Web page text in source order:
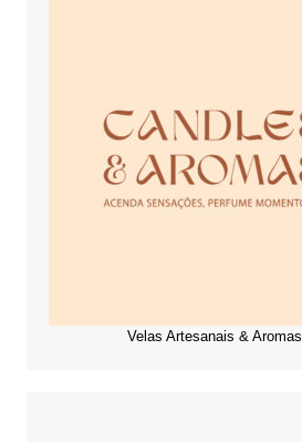
Velas Artesanais & Aromas